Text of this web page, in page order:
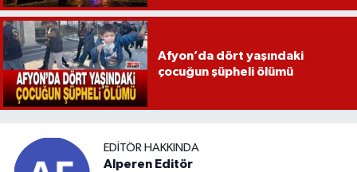
Afyon’da dört yaşındaki
çocuğun şüpheli ölümü
EDITÖR HAKKINDA
Alperen Editör